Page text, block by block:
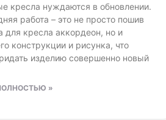
кресла нуждаются в обновлении.
работа – это не просто пошив
для кресла аккордеон, но и
конструкции и рисунка, что
изделию совершенно новый
»